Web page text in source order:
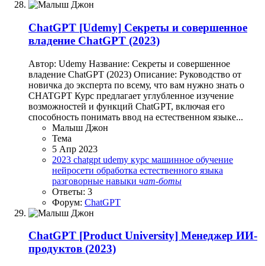
ChatGPT [Udemy] Секреты и совершенное
владение ChatGPT (2023)
Автор: Udemy Название: Секреты и совершенное
владение ChatGPT (2023) Описание: Руководство от
новичка до эксперта по всему, что вам нужно знать о
CHATGPT Курс предлагает углубленное изучение
возможностей и функций ChatGPT, включая его
способность понимать ввод на естественном языке...
Малыш Джон
Тема
5 Апр 2023
2023 chatgpt udemy курс машинное обучение
нейросети обработка естественного языка
разговорные навыки чат-боты
Ответы: 3
Форум: ChatGPT
ChatGPT [Product University] Менеджер ИИ-
продуктов (2023)